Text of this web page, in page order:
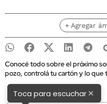
+ Agregar
Conocé todo sobre el próximo
pozo, controlá tu cartón y lo que
Toca para escuchar×